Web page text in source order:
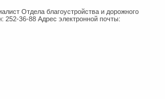
Отдела благоустройства и дорожного
252-36-88 Адрес электронной почты: